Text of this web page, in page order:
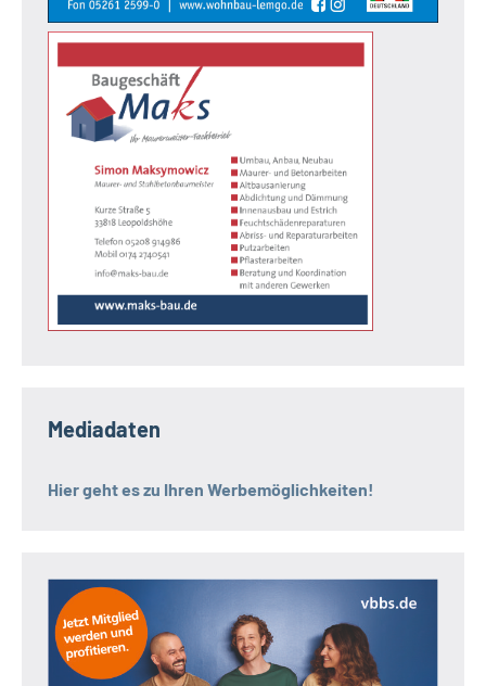
Mediadaten
Hier geht es zu Ihren Werbemöglichkeiten!